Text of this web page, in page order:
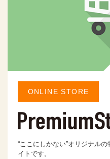
ONLINE STORE
“ここにしかない”オリジナル
イトです。